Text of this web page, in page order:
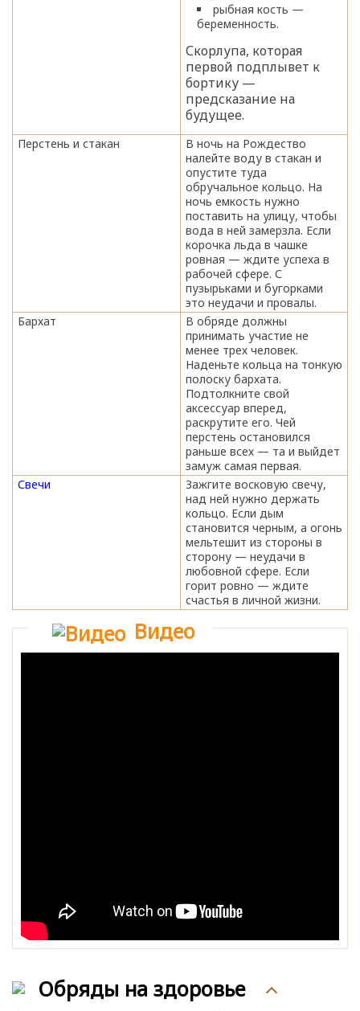
рыбная кость —
беременность.
Скорлупа, которая
первой подплывет к
бортику —
предсказание на
будущее.
Перстень и стакан
В ночь на Рождество
налейте воду в стакан и
опустите туда
обручальное кольцо. На
ночь емкость нужно
поставить на улицу, чтобы
вода в ней замерзла. Если
корочка льда в чашке
ровная — ждите успеха в
рабочей сфере. С
пузырьками и бугорками
это неудачи и провалы.
Бархат
В обряде должны
принимать участие не
менее трех человек.
Наденьте кольца на тонкую
полоску бархата.
Подтолкните свой
аксессуар вперед,
раскрутите его. Чей
перстень остановился
раньше всех — та и выйдет
замуж самая первая.
Свечи
Зажгите восковую свечу,
над ней нужно держать
кольцо. Если дым
становится черным, а огонь
мельтешит из стороны в
сторону — неудачи в
любовной сфере. Если
горит ровно — ждите
счастья в личной жизни.
Видео
Обряды на здоровье